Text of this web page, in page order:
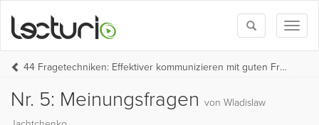
Toggle
search
44 Fragetechniken: Effektiver kommunizieren mit guten Fragen
Nr. 5: Meinungsfragen von Wladislaw